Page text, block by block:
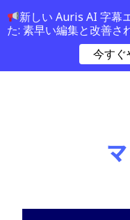
新しい Auris AI 字幕
た: 素早い編集と改善さ
今すぐ